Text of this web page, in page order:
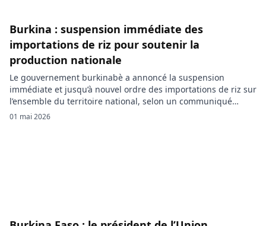
Burkina : suspension immédiate des
importations de riz pour soutenir la
production nationale
Le gouvernement burkinabè a annoncé la suspension
immédiate et jusqu’à nouvel ordre des importations de riz sur
l’ensemble du territoire national, selon un communiqué
interministériel signé à Ouagadougou le 29 avril 2026; la
01 mai 2026